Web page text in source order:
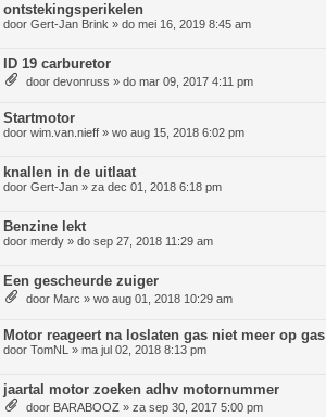
ontstekingsperikelen
door Gert-Jan Brink » do mei 16, 2019 8:45 am
ID 19 carburetor
door devonruss » do mar 09, 2017 4:11 pm
Startmotor
door wim.van.nieff » wo aug 15, 2018 6:02 pm
knallen in de uitlaat
door Gert-Jan » za dec 01, 2018 6:18 pm
Benzine lekt
door merdy » do sep 27, 2018 11:29 am
Een gescheurde zuiger
door Marc » wo aug 01, 2018 10:29 am
Motor reageert na loslaten gas niet meer op gas
door TomNL » ma jul 02, 2018 8:13 pm
jaartal motor zoeken adhv motornummer
door BARABOOZ » za sep 30, 2017 5:00 pm